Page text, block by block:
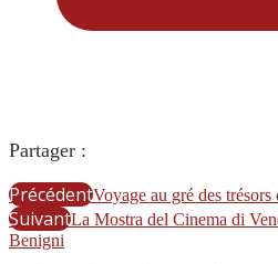
Partager :
PrécédentVoyage au gré des trésors
SuivantLa Mostra del Cinema di
Benigni